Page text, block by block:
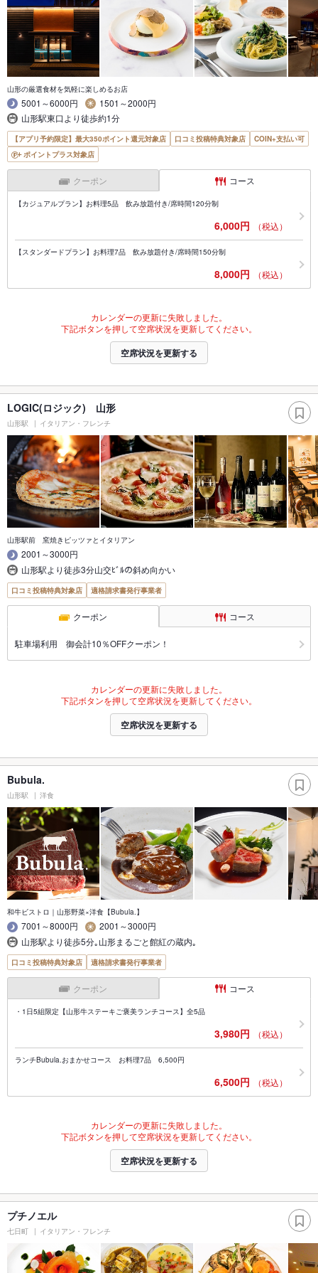
山形の厳選食材を気軽に楽しめるお店
5001～6000円
1501～2000円
山形駅東口より徒歩約1分
【アプリ予約限定】最大350ポイント還元対象店 口コミ投稿特典対象店
COIN+支払い可
ポイントプラス対象店
クーポン コース
【カジュアルプラン】お料理5品 飲み放題付き/席時間120分制
6,000円 （税込）
【スタンダードプラン】お料理7品 飲み放題付き/席時間150分制
8,000円 （税込）
カレンダーの更新に失敗しました。
下記ボタンを押して空席状況を更新してください。
空席状況を更新する
LOGIC(ロジック) 山形
山形駅 イタリアン・フレンチ
山形駅前 窯焼きピッツァとイタリアン
2001～3000円
山形駅より徒歩3分山交ﾋﾞﾙの斜め向かい
口コミ投稿特典対象店 適格請求書発行事業者
クーポン コース
駐車場利用 御会計10％OFFクーポン！
カレンダーの更新に失敗しました。
下記ボタンを押して空席状況を更新してください。
空席状況を更新する
Bubula.
山形駅 洋食
和牛ビストロ｜山形野菜×洋食【Bubula.】
7001～8000円
2001～3000円
山形駅より徒歩5分｡山形まるごと館紅の蔵内｡
口コミ投稿特典対象店 適格請求書発行事業者
クーポン コース
・1日5組限定【山形牛ステーキご褒美ランチコース】全5品
3,980円 （税込）
ランチBubula.おまかせコース お料理7品 6,500円
6,500円 （税込）
カレンダーの更新に失敗しました。
下記ボタンを押して空席状況を更新してください。
空席状況を更新する
プチノエル
七日町 イタリアン・フレンチ